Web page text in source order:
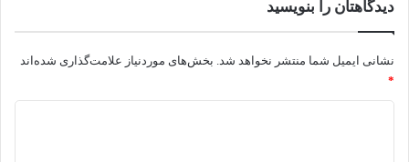
دیدگاهتان را بنویسید
نشانی ایمیل شما منتشر نخواهد شد. بخش‌های موردنیاز علامت‌گذاری شده‌اند
*